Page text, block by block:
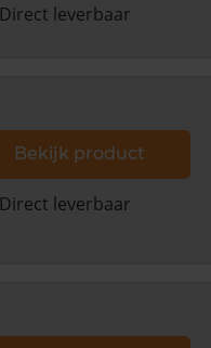
Direct leverbaar
Bekijk product
Direct leverbaar